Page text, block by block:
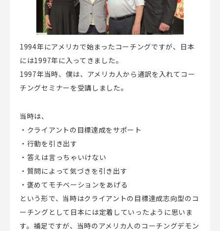
1994年にアメリカで始まったコーチングですが、日本
には1997年に入ってきました。
1997年当時、僕は、アメリカ人から通訳を入れてコー
チングセミナーを受講しました。
当時は、
・クライアントの目標達成をサポート
・行動を引き出す
・答えは言っちゃいけない
・質問によって気づきを引き出す
・褒めてモチベーションをあげる
という形で、当時はクライアントの目標達成志向型のコ
ーチングとして日本には定着していったように思いま
す。補足ですが、当時のアメリカ人のコーチングデモン